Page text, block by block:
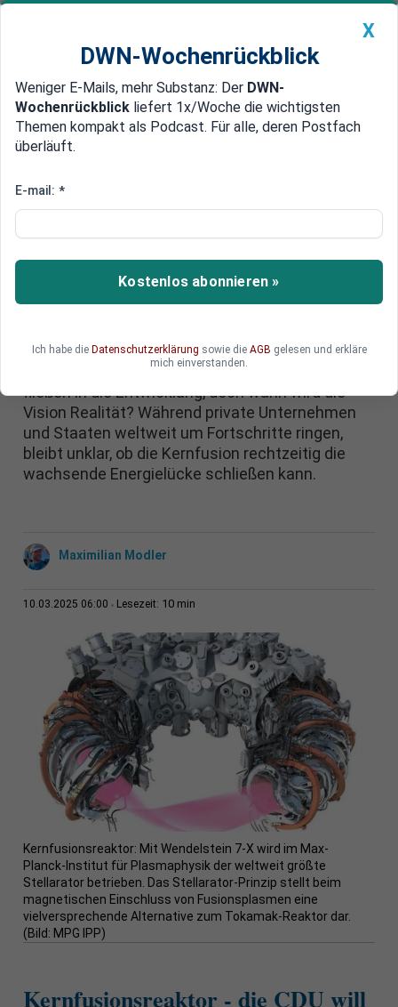
Newsticker MEIN DWN: Geldanlage Premium
Edelmetalle DWN-Magazin China
Kernfusionsreaktor:
Fusionsenergie
Kernfusionsreaktor – eine Technologie mit
gigantischem Potenzial, aber vielen offenen
der Fusionsforschung bringen und fordert das
weltweit erste Fusionskraftwerk. Milliarden
fließen in die Entwicklung, doch wann wird die
Vision Realität? Während private Unternehmen
und Staaten weltweit um Fortschritte ringen,
bleibt unklar, ob die Kernfusion rechtzeitig die
wachsende Energielücke schließen kann.
Maximilian Modler
10.03.2025 06:00 Lesezeit: 10 min
Kernfusionsreaktor: Mit Wendelstein 7-X wird im Max-
Planck-Institut für Plasmaphysik der weltweit größte
Stellarator betrieben. Das Stellarator-Prinzip stellt beim
magnetischen Einschluss von Fusionsplasmen eine
vielversprechende Alternative zum Tokamak-Reaktor dar.
(Bild: MPG IPP)
Kernfusionsreaktor - die CDU will
X
DWN-Wochenrückblick
Weniger E-Mails, mehr Substanz: Der DWN-
Wochenrückblick liefert 1x/Woche die wichtigsten
Themen kompakt als Podcast. Für alle, deren Postfach
überläuft.
E-mail: *
Kostenlos abonnieren »
Ich habe die Datenschutzerklärung sowie die AGB gelesen und erkläre
mich einverstanden.